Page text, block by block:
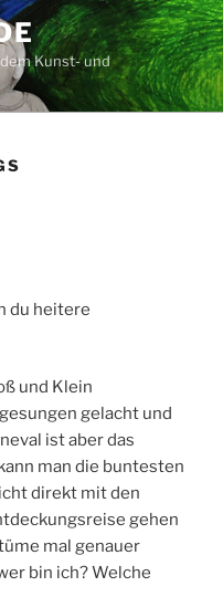
Kunst- und
du heitere
und Klein
gelacht und
ist aber das
man die buntesten
direkt mit den
gehen
mal genauer
bin ich? Welche